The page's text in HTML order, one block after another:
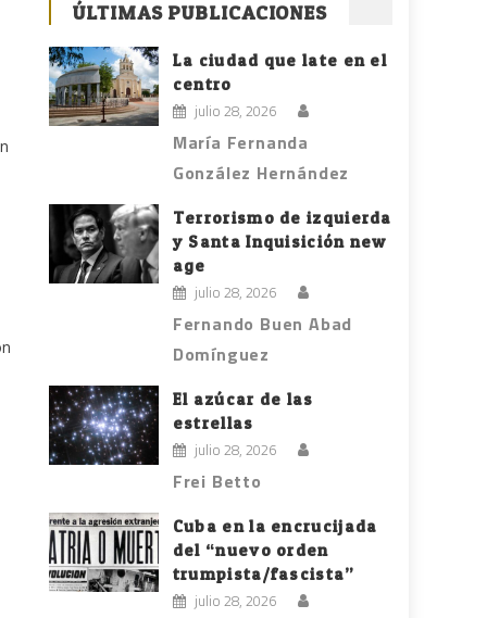
ÚLTIMAS PUBLICACIONES
La ciudad que late en el
centro
julio 28, 2026
María Fernanda
González Hernández
Terrorismo de izquierda
y Santa Inquisición new
age
julio 28, 2026
Fernando Buen Abad
Domínguez
El azúcar de las
estrellas
julio 28, 2026
Frei Betto
Cuba en la encrucijada
del “nuevo orden
trumpista/fascista”
julio 28, 2026